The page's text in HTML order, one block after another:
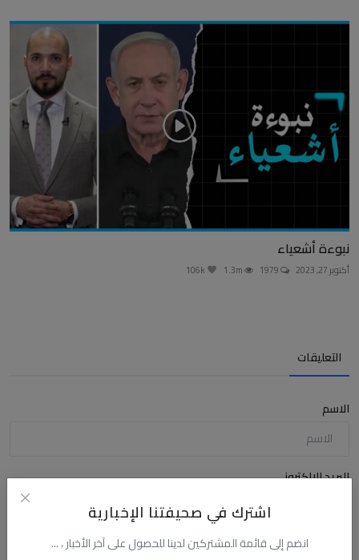
اشترك في صحيفتنا الإخبارية
انضم إلى قائمة المشتركين لدينا للحصول على آخر الأخبار ، ...
نبوءة أشعياء
أكتوبر 27, 2023
التعليقات
الاسم
البريد الالكترونى